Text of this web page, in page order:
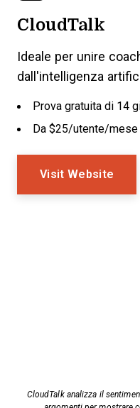
CloudTalk
Ideale per unire
dall'intelligenza
Prova gratuita di 14
Da $25/utente/
Visit Website
CloudTalk analizza il